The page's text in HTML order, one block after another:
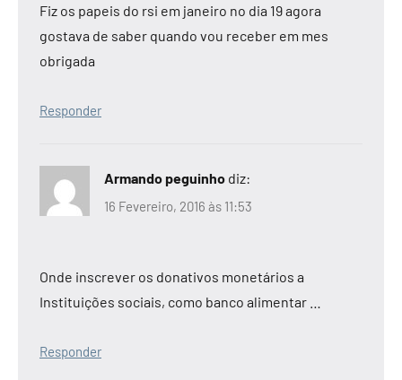
Fiz os papeis do rsi em janeiro no dia 19 agora
gostava de saber quando vou receber em mes
obrigada
Responder
Armando peguinho diz:
16 Fevereiro, 2016 às 11:53
Onde inscrever os donativos monetários a
Instituições sociais, como banco alimentar …
Responder